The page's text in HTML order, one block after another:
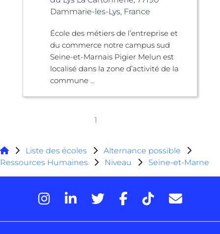
Dammarie-les-Lys, France
École des métiers de l’entreprise et
du commerce notre campus sud
Seine-et-Marnais Pigier Melun est
localisé dans la zone d’activité de la
commune ...
1
Liste des écoles
Alternance possible
Ressources Humaines
Niveau Seine-et-Marne